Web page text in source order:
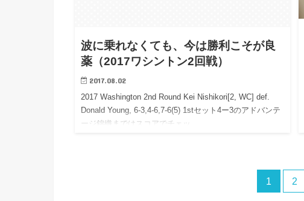
波に乗れなくても、今は勝利こそが良
薬（2017ワシントン2回戦）
2017.08.02
2017 Washington 2nd Round Kei Nishikori[2, WC] def.
Donald Young, 6-3,4-6,7-6(5) 1stセット4ー3のアドバンテ
ージ錦織まではスコアでチェッ…
1 2